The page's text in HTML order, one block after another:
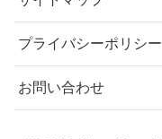
プライバシーポリシー
お問い合わせ